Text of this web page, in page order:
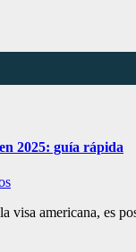
2025: guía rápida
visa americana, es